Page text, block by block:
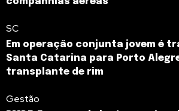
SC
Em operação conjunta jovem é
Santa Catarina para Porto
transplante de rim
Gestão